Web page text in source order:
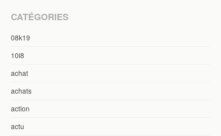
CATÉGORIES
08k19
10i8
achat
achats
action
actu